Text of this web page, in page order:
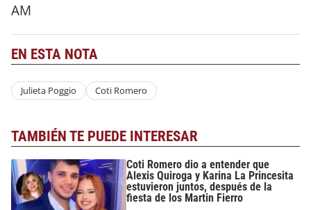
AM
EN ESTA NOTA
Julieta Poggio Coti Romero
TAMBIÉN TE PUEDE INTERESAR
Coti Romero dio a entender que
Alexis Quiroga y Karina La Princesita
estuvieron juntos, después de la
fiesta de los Martin Fierro